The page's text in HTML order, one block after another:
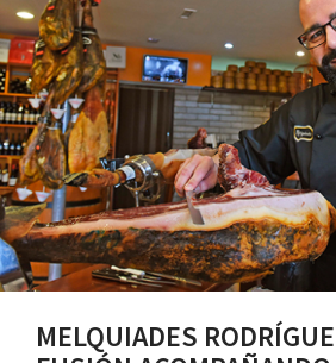
MELQUIADES